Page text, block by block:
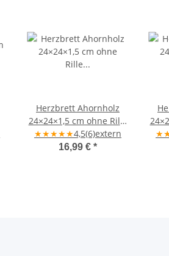
Herzbrett Ahornholz
24×24×1,5 cm ohne Rille
„Schön, dass es Dich
gibt" – handgefertigt
★★★★★4,5(6)extern
16,99 € *
★